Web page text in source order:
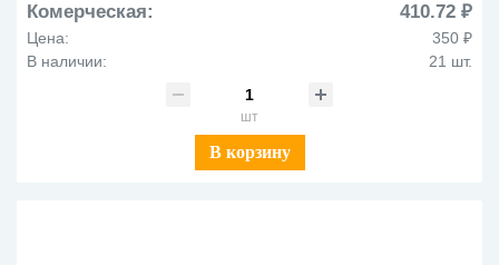
Комерческая: 410.72 ₽
Цена:
350 ₽
В наличии:
21 шт.
шт
В корзину